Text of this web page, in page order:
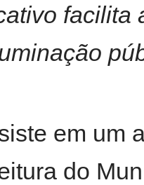
facilita
em um
do